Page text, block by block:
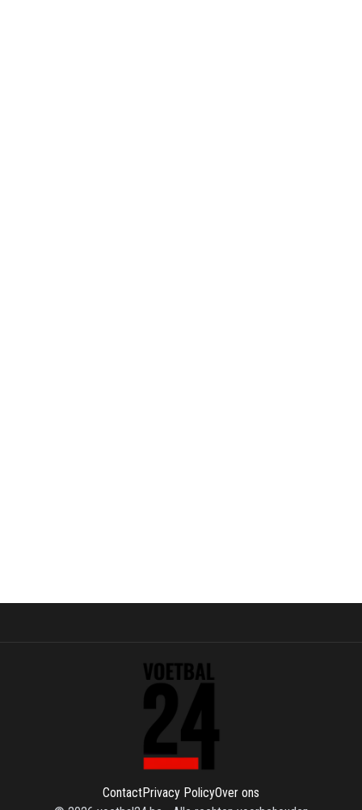
ContactPrivacy PolicyOver ons